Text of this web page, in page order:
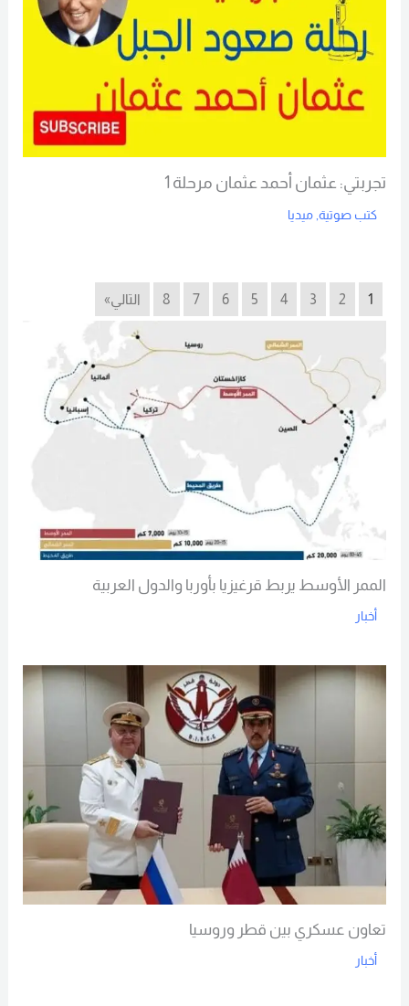
تجربتي: عثمان أحمد عثمان مرحلة 1
كتب صوتية, ميديا
1
2
3
4
5
6
7
8 التالي»
الممر الأوسط يربط قرغيزيا بأوربا والدول العربية
أخبار
تعاون عسكري بين قطر وروسيا
أخبار